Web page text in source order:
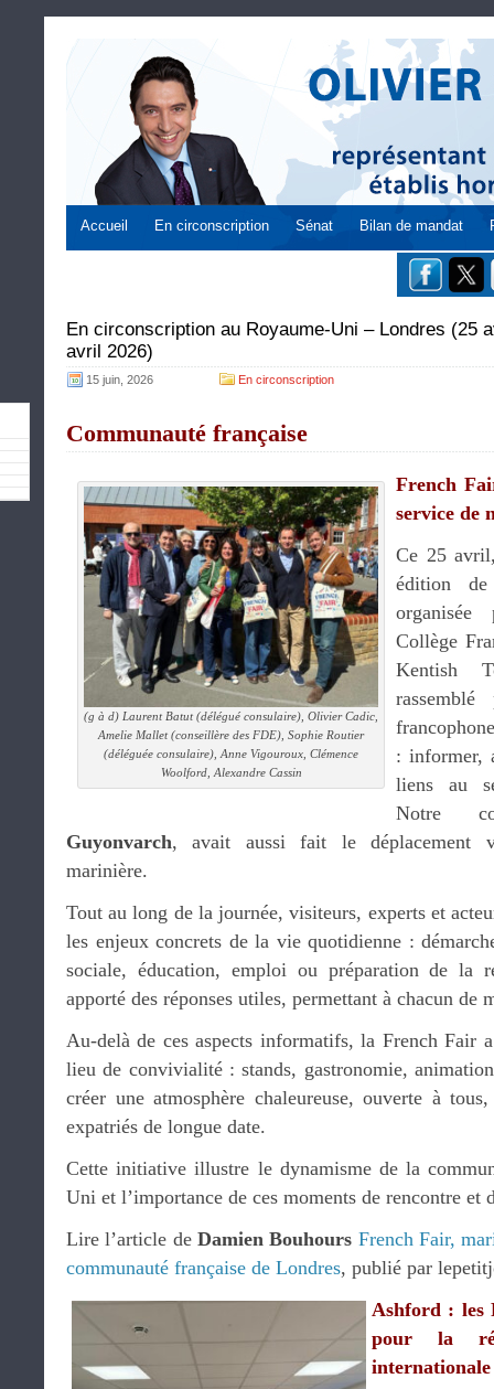
Accueil En circonscription Sénat Bilan de mandat
En circonscription au Royaume-Uni – Londres (25
avril 2026)
15 juin, 2026 En circonscription
Communauté française
(g à d) Laurent Batut (délégué consulaire), Olivier Cadic,
Amelie Mallet (conseillère des FDE), Sophie Routier
(déléguée consulaire), Anne Vigouroux, Clémence
Woolford, Alexandre Cassin
French
service de
Ce 25
édition
organisée
Collège
Kentish
: informer,
liens au
Notre
Guyonvarch, avait aussi fait le déplacement
marinière.
Tout au long de la journée, visiteurs, experts et
les enjeux concrets de la vie quotidienne :
sociale, éducation, emploi ou préparation de la
apporté des réponses utiles, permettant à chacun de
Au-delà de ces aspects informatifs, la French Fair
lieu de convivialité : stands, gastronomie,
créer une atmosphère chaleureuse, ouverte à
expatriés de longue date.
Cette initiative illustre le dynamisme de la
Uni et l’importance de ces moments de rencontre et
Lire l’article de Damien Bouhours French Fair,
communauté française de Londres, publié par
Ashford : les
pour la
internationale